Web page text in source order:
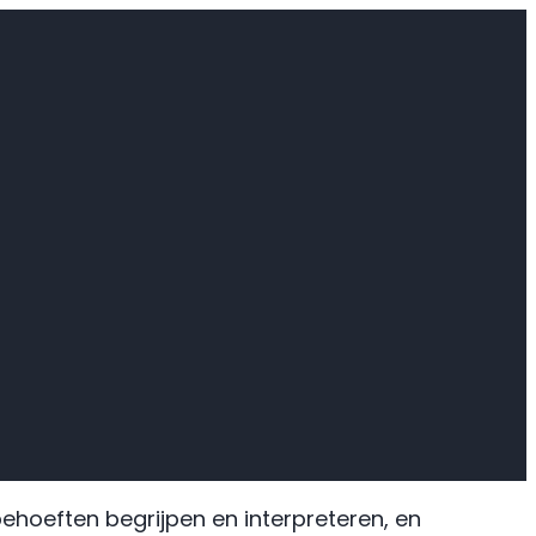
begrijpen en interpreteren, en